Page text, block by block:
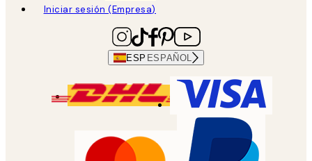
Iniciar sesión (Empresa)
ESP ESPAÑOL